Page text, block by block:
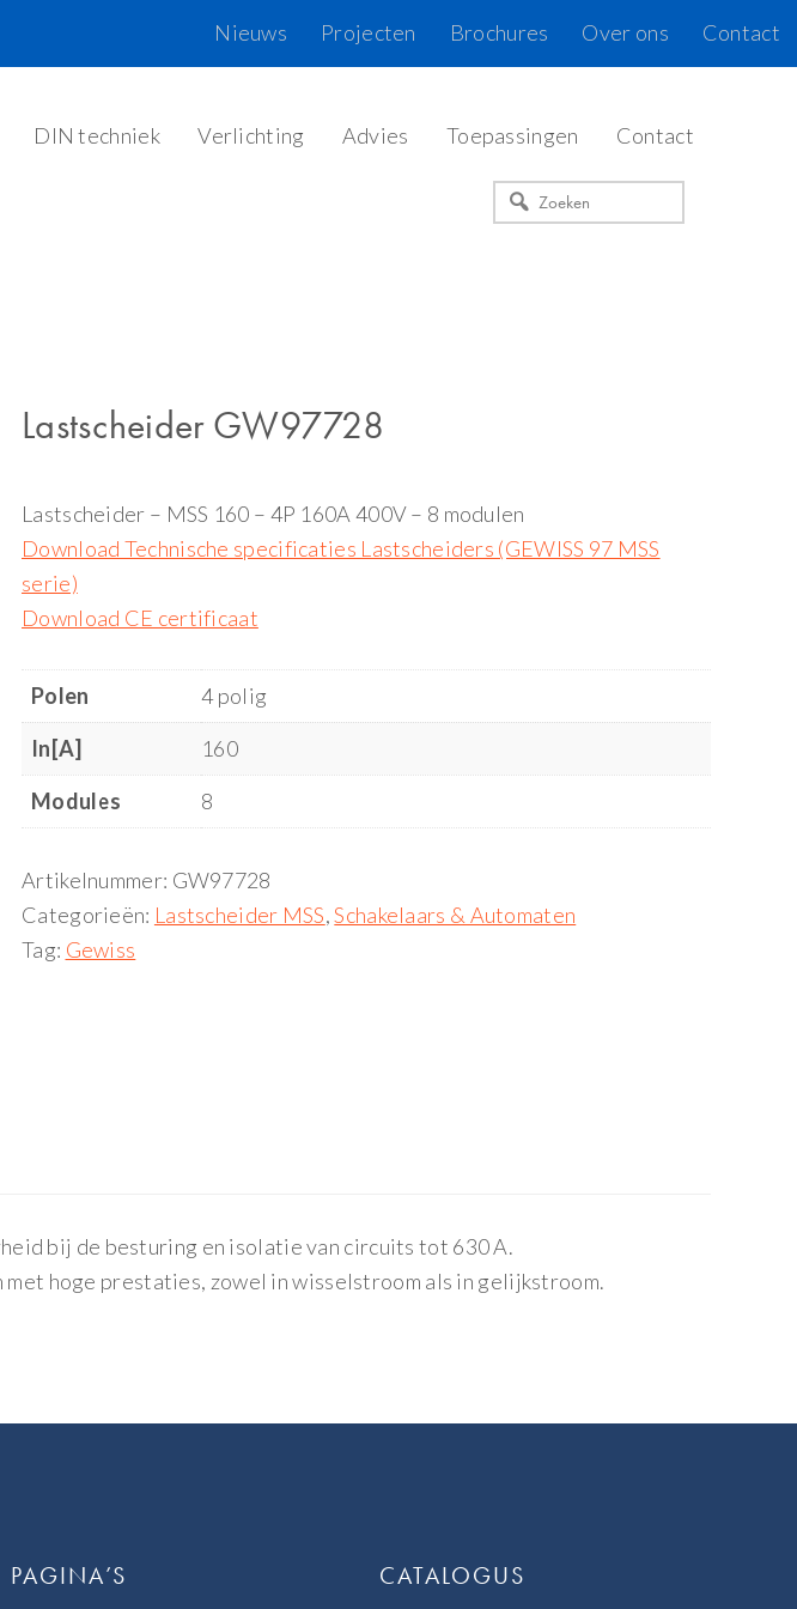
Contact
Over ons
Brochures
Projecten
Nieuws
DIN techniek Verlichting Advies Toepassingen Contact
Zoeken
Lastscheider GW97728
Lastscheider – MSS 160 – 4P 160A 400V – 8 modulen
Download Technische specificaties Lastscheiders (GEWISS 97 MSS
serie)
Download CE certificaat
Polen
4 polig
In[A]
160
Modules
8
Artikelnummer: GW97728
Categorieën: Lastscheider MSS,Schakelaars & Automaten
Tag: Gewiss
bij de besturing en isolatie van circuits tot 630 A.
hoge prestaties, zowel in wisselstroom als in gelijkstroom.
PAGINA’S CATALOGUS